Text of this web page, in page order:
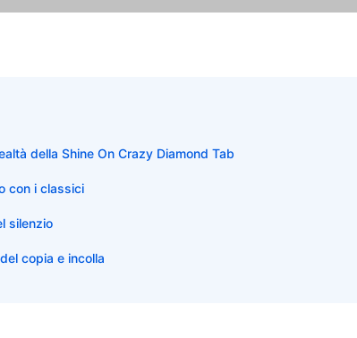
della Shine On Crazy Diamond Tab
con i classici
silenzio
copia e incolla